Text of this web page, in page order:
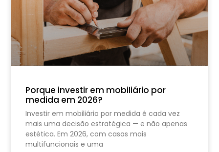
Porque investir em mobiliário por
medida em 2026?
Investir em mobiliário por medida é cada vez
mais uma decisão estratégica — e não apenas
estética. Em 2026, com casas mais
multifuncionais e uma